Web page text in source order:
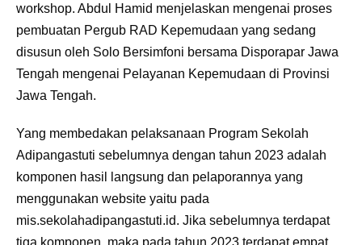
workshop. Abdul Hamid menjelaskan mengenai proses
pembuatan Pergub RAD Kepemudaan yang sedang
disusun oleh Solo Bersimfoni bersama Disporapar Jawa
Tengah mengenai Pelayanan Kepemudaan di Provinsi
Jawa Tengah.
Yang membedakan pelaksanaan Program Sekolah
Adipangastuti sebelumnya dengan tahun 2023 adalah
komponen hasil langsung dan pelaporannya yang
menggunakan website yaitu pada
mis.sekolahadipangastuti.id. Jika sebelumnya terdapat
tiga komponen, maka pada tahun 2023 terdapat empat